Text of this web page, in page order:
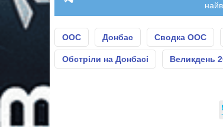
ООС Донбас Сводка ООС
Обстріли на Донбасі Великдень